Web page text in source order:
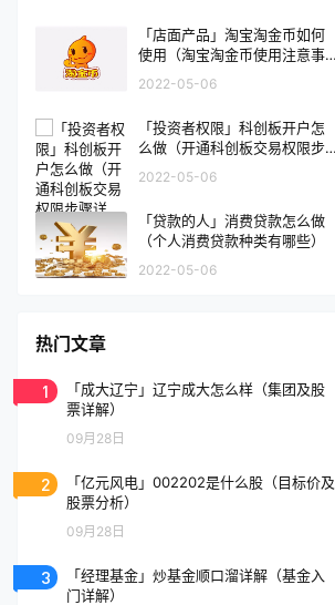
「店面产品」淘宝淘金币如何
使用（淘宝淘金币使用注意事
2022-05-06
「投资者权限」科创板开户怎
么做（开通科创板交易权限步
2022-05-06
「贷款的人」消费贷款怎么做
（个人消费贷款种类有哪些）
2022-05-06
热门文章
1
「成大辽宁」辽宁成大怎么样（集团及股
票详解）
09月28日
2
「亿元风电」002202是什么股（目标价及
股票分析）
09月28日
3
「经理基金」炒基金顺口溜详解（基金入
门详解）